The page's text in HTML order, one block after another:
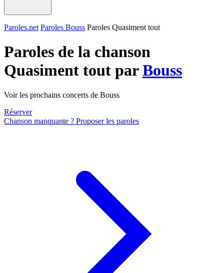
Paroles.net Paroles Bouss Paroles Quasiment tout
Paroles de la chanson
Quasiment tout parBouss
Voir les prochains concerts de Bouss
Réserver
Chanson manquante ? Proposer les paroles